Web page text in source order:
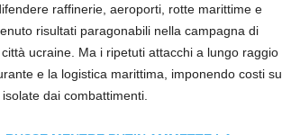
raffinerie, aeroporti, rotte marittime e
risultati paragonabili nella campagna di
ucraine. Ma i ripetuti attacchi a lungo raggio
e la logistica marittima, imponendo costi su
dai combattimenti.